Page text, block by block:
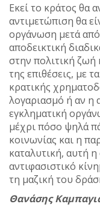
Εκεί το κράτος θα
αντιμετώπιση θα
οργάνωση μετά
αποδεικτική
στην πολιτική ζωή
της επιθέσεις, με
κρατικής
λογαριασμό ή αν η
εγκληματική
μέχρι πόσο ψηλά
κοινωνίας και η
καταλυτική, αυτή η
αντιφασιστικό
τη μαζική του
Θανάσης